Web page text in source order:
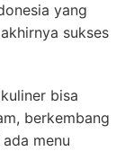
yang
sukses
bisa
berkembang
menu